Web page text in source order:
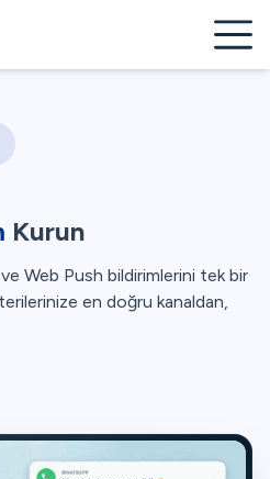
Kurun
Web Push bildirimlerini tek bir
en doğru kanaldan,